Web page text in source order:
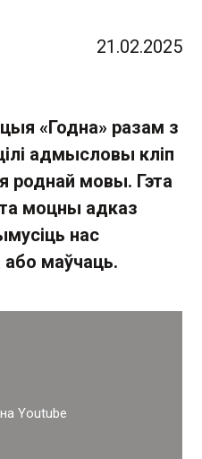
21.02.2025
«Годна» разам з
адмысловы кліп
роднай мовы. Гэта
моцны адказ
нас
маўчаць.
Youtube